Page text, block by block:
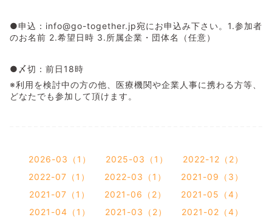
●申込：info@go-together.jp宛にお申込み下さい。1.参加者
のお名前 2.希望日時 3.所属企業・団体名（任意）
●〆切：前日18時
※利用を検討中の方の他、医療機関や企業人事に携わる方等、
どなたでも参加して頂けます。
2026-03（1） 2025-03（1）
2022-12（2）
2022-07（1）
2022-03（1）
2021-09（3）
2021-07（1）
2021-06（2）
2021-05（4）
2021-04（1）
2021-03（2）
2021-02（4）